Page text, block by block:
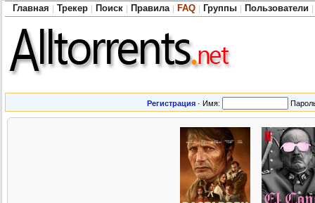
Главная Трекер Поиск Правила FAQ Группы Пользователи
Регистрация · Имя: